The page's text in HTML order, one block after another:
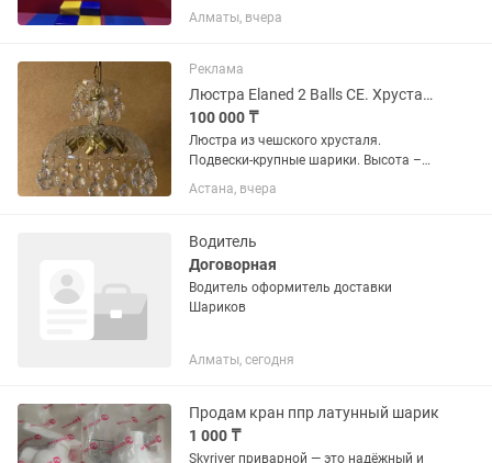
комнаты и батутного центра «под
ключ». Идеально для ТРЦ, кафе, баз
коммерческие, износостойкие,...
Алматы, вчера
Реклама
Люстра Elaned 2 Balls CE. Хрусталь. Чехия.
100 000 ₸
Люстра из чешского хрусталя.
Подвески-крупные шарики. Высота –
27 см. Диаметр – 30 см. Рожков- 4 шт.
Б/у, состояние отличное.
Астана, вчера
Водитель
Договорная
Водитель оформитель доставки
Шариков
Алматы, сегодня
Продам кран ппр латунный шарик
1 000 ₸
Skyriver приварной — это надёжный и